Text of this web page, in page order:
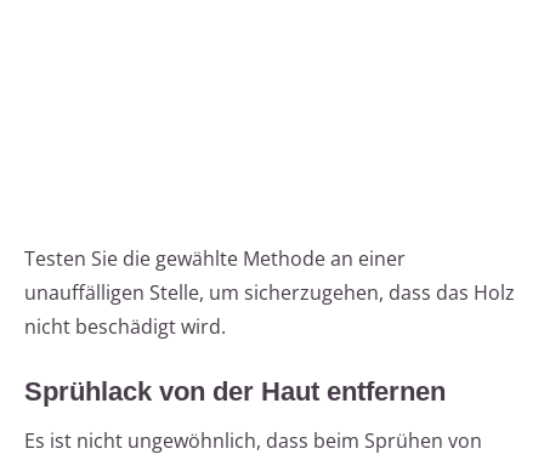
Testen Sie die gewählte Methode an einer
unauffälligen Stelle, um sicherzugehen, dass das Holz
nicht beschädigt wird.
Sprühlack von der Haut entfernen
Es ist nicht ungewöhnlich, dass beim Sprühen von